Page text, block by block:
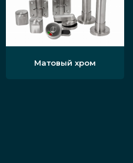
Матовый хром